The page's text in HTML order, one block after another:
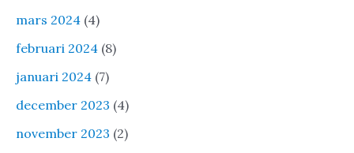
mars 2024 (4)
februari 2024 (8)
januari 2024 (7)
december 2023 (4)
november 2023 (2)